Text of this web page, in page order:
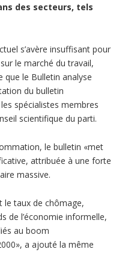
des secteurs, tels
s’avère insuffisant pour
le marché du travail,
que le Bulletin analyse
du bulletin
spécialistes membres
scientifique du parti.
le bulletin «met
attribuée à une forte
massive.
le taux de chômage,
de l’économie informelle,
au boom
a ajouté la même